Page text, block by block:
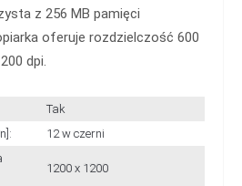
z 256 MB pamięci
oferuje rozdzielczość 600
dpi.
Tak
12 w czerni
1200 x 1200